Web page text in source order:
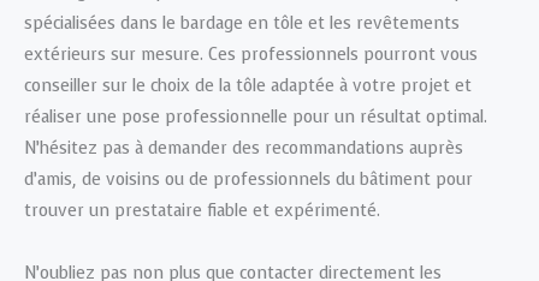
spécialisées dans le bardage en tôle et les revêtements
extérieurs sur mesure. Ces professionnels pourront vous
conseiller sur le choix de la tôle adaptée à votre projet et
réaliser une pose professionnelle pour un résultat optimal.
N’hésitez pas à demander des recommandations auprès
d’amis, de voisins ou de professionnels du bâtiment pour
trouver un prestataire fiable et expérimenté.
N’oubliez pas non plus que contacter directement les